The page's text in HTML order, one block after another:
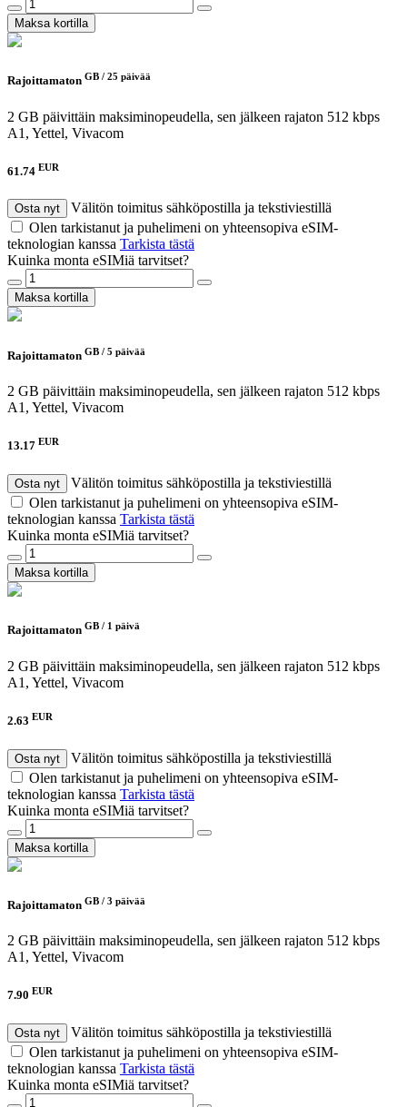
Maksa kortilla
Rajoittamaton GB / 25 päivää
2 GB päivittäin maksiminopeudella, sen jälkeen rajaton 512 kbps
A1, Yettel, Vivacom
61.74 EUR
Osta nyt
Välitön toimitus sähköpostilla ja tekstiviestillä
Olen tarkistanut ja puhelimeni on yhteensopiva eSIM-
teknologian kanssa Tarkista tästä
Kuinka monta eSIMiä tarvitset?
Maksa kortilla
Rajoittamaton GB / 5 päivää
2 GB päivittäin maksiminopeudella, sen jälkeen rajaton 512 kbps
A1, Yettel, Vivacom
13.17 EUR
Osta nyt
Välitön toimitus sähköpostilla ja tekstiviestillä
Olen tarkistanut ja puhelimeni on yhteensopiva eSIM-
teknologian kanssa Tarkista tästä
Kuinka monta eSIMiä tarvitset?
Maksa kortilla
Rajoittamaton GB / 1 päivä
2 GB päivittäin maksiminopeudella, sen jälkeen rajaton 512 kbps
A1, Yettel, Vivacom
2.63 EUR
Osta nyt
Välitön toimitus sähköpostilla ja tekstiviestillä
Olen tarkistanut ja puhelimeni on yhteensopiva eSIM-
teknologian kanssa Tarkista tästä
Kuinka monta eSIMiä tarvitset?
Maksa kortilla
Rajoittamaton GB / 3 päivää
2 GB päivittäin maksiminopeudella, sen jälkeen rajaton 512 kbps
A1, Yettel, Vivacom
7.90 EUR
Osta nyt
Välitön toimitus sähköpostilla ja tekstiviestillä
Olen tarkistanut ja puhelimeni on yhteensopiva eSIM-
teknologian kanssa Tarkista tästä
Kuinka monta eSIMiä tarvitset?